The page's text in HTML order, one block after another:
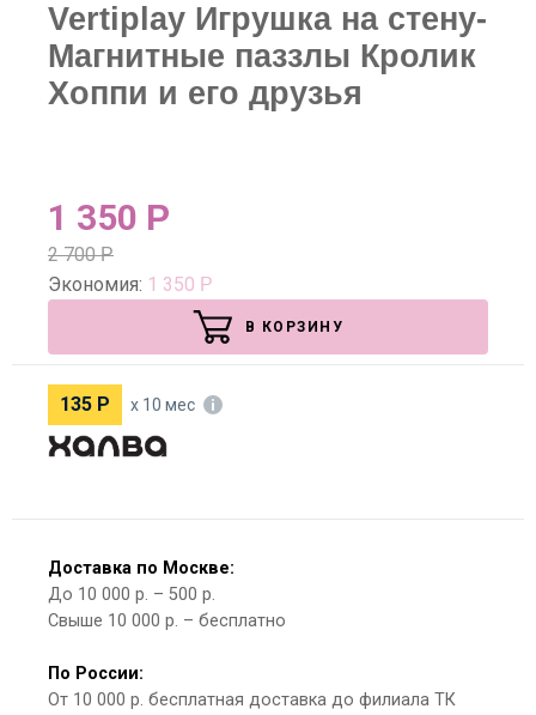
Vertiplay Игрушка на стену-
Магнитные паззлы Кролик
Хоппи и его друзья
1 350 Р
2 700Р
Экономия: 1 350 Р
В КОРЗИНУ
135 Р х 10 мес
Доставка по Москве:
До 10 000 р. – 500 р.
Свыше 10 000 р. – бесплатно
По России:
От 10 000 р. бесплатная доставка до филиала ТК